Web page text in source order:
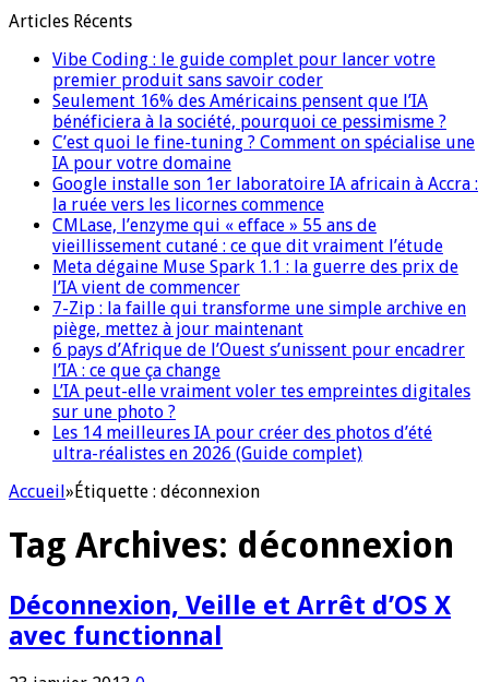
Articles Récents
Vibe Coding : le guide complet pour lancer votre
premier produit sans savoir coder
Seulement 16% des Américains pensent que l’IA
bénéficiera à la société, pourquoi ce pessimisme ?
C’est quoi le fine-tuning ? Comment on spécialise une
IA pour votre domaine
Google installe son 1er laboratoire IA africain à Accra :
la ruée vers les licornes commence
CMLase, l’enzyme qui « efface » 55 ans de
vieillissement cutané : ce que dit vraiment l’étude
Meta dégaine Muse Spark 1.1 : la guerre des prix de
l’IA vient de commencer
7-Zip : la faille qui transforme une simple archive en
piège, mettez à jour maintenant
6 pays d’Afrique de l’Ouest s’unissent pour encadrer
l’IA : ce que ça change
L’IA peut-elle vraiment voler tes empreintes digitales
sur une photo ?
Les 14 meilleures IA pour créer des photos d’été
ultra-réalistes en 2026 (Guide complet)
Accueil»Étiquette : déconnexion
Tag Archives: déconnexion
Déconnexion, Veille et Arrêt d’OS X
avec functionnal